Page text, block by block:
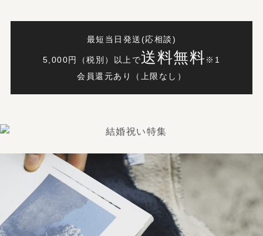
最短当日発送(応相談)
5,000円（税別）以上で送料無料※1
会員還元あり（上限なし）